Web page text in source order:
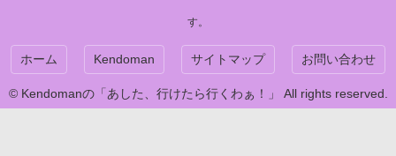
す。
ホーム Kendoman サイトマップ お問い合わせ
© Kendomanの「あした、行けたら行くわぁ！」 All rights reserved.